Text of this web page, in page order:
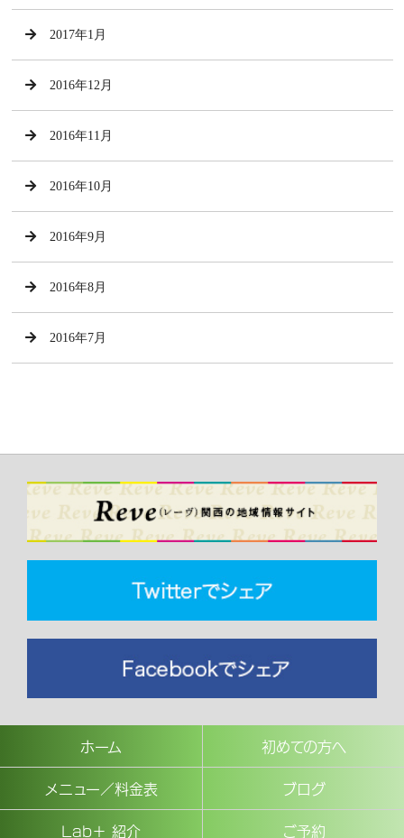
2017年1月
2016年12月
2016年11月
2016年10月
2016年9月
2016年8月
2016年7月
ホーム
初めての方へ
メニュー／料金表
ブログ
Lab＋ 紹介
ご予約